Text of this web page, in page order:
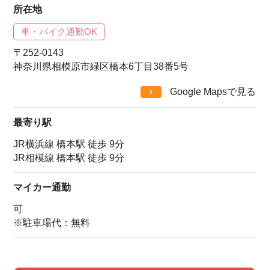
所在地
車・バイク通勤OK
〒252-0143
神奈川県相模原市緑区橋本6丁目38番5号
Google Mapsで見る
最寄り駅
JR横浜線 橋本駅 徒歩 9分
JR相模線 橋本駅 徒歩 9分
マイカー通勤
可
※駐車場代：無料